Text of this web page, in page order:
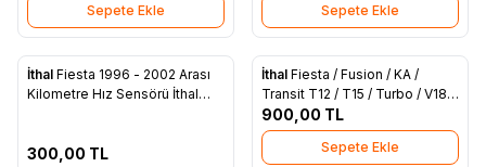
Sepete Ekle Sepete Ekle
Yeni
Favorilere Ekle
İthal Fiesta 1996 - 2002 Arası
Kilometre Hız Sensörü İthal
300,00 TL
Favorilere Ekle
İthal Fiesta / Fusion / KA /
Transit T12 / T15 / Turbo / V184
/ V347 Kalorifer Musluğu İthal
(7N21 18495 AC)
900,00 TL
Sepete Ekle